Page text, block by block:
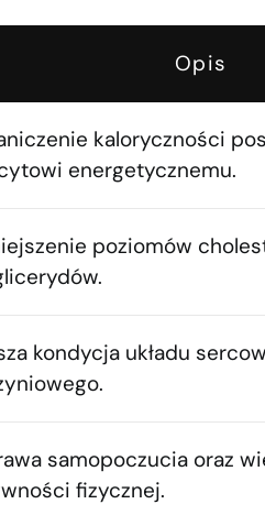
Opis
kaloryczności
energetycznemu.
poziomów
kondycja układu
samopoczucia oraz
fizycznej.